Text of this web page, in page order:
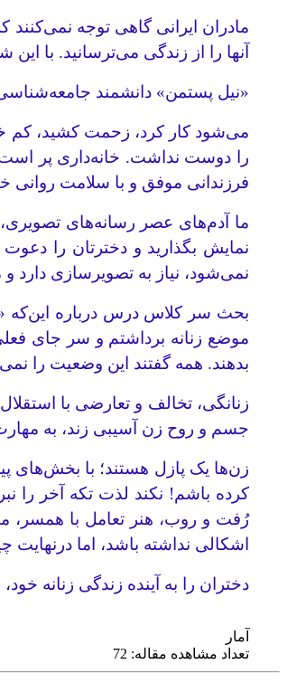
مادران ایرانی گاهی توجه
آنها را از زندگی می‌ترسانید. با
«نیل پستمن» دانشمند
می‌شود کار کرد، زحمت کشید، کم
را دوست نداشت. خانه‌داری پر است
فرزندانی موفق و با سلامت روانی
ما آدم‌های عصر رسانه‌های تصویری،
نمایش بگذارید و دخترتان را
نمی‌شود، نیاز به تصویرسازی دارد
بحث سر کلاس درس درباره این‌که
موضع زنانه برداشتم و سر جای
بدهند. همه گفتند این وضعیت را
زنانگی، تخالف و تعارضی با
جسم و روح زن آسیبی زند، به مهارت
زن‌ها یک پازل هستند؛ با بخش‌های
کرده باشم! نکند لذت تکه آخر را
رُفت و روب، هنر تعامل با همسر،
اشکالی نداشته باشد، اما
دختران را به آینده زندگی زنانه
آمار
تعداد مشاهده مقاله: 72